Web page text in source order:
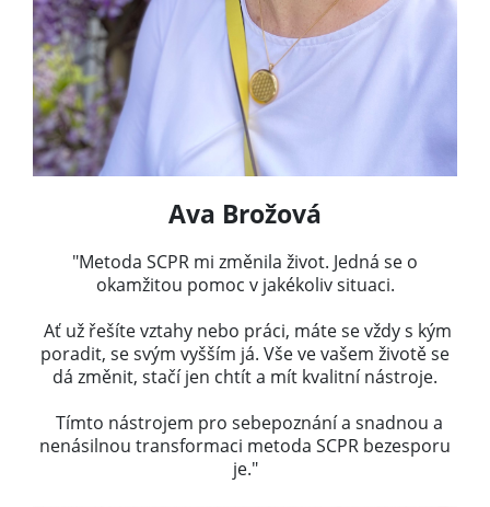
Ava Brožová
"Metoda SCPR mi změnila život. Jedná se o
okamžitou pomoc v jakékoliv situaci.
Ať už řešíte vztahy nebo práci, máte se vždy s kým
poradit, se svým vyšším já. Vše ve vašem životě se
dá změnit, stačí jen chtít a mít kvalitní nástroje.
Tímto nástrojem pro sebepoznání a snadnou a
nenásilnou transformaci metoda SCPR bezesporu
je."